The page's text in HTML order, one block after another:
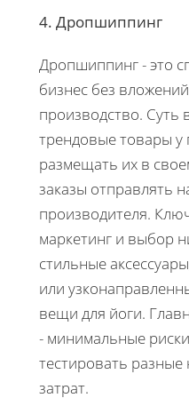
4. Дропшиппинг
Дропшиппинг - это
бизнес без
производство. Суть
трендовые товары у
размещать их в
заказы отправлять
производителя.
маркетинг и выбор
стильные
или
вещи для йоги.
- минимальные
тестировать
затрат.